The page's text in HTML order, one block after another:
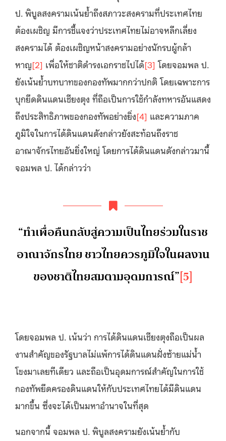
ป. พิบูลสงครามเน้นย้ำถึงสภาวะสงครามที่ประเทศไทย
ต้องเผชิญ มีการชี้แจงว่าประเทศไทยไม่อาจหลีกเลี่ยง
สงครามได้ ต้องเผชิญหน้าสงครามอย่างนักรบผู้กล้า
หาญ[2] เพื่อให้ชาติดำรงเอกราชไปได้[3] โดยจอมพล ป.
ยังเน้นย้ำบทบาทของกองทัพมากกว่าปกติ โดยเฉพาะการ
บุกยึดดินแดนเชียงตุง ที่ถือเป็นการใช้กำลังทหารอันแสดง
ถึงประสิทธิภาพของกองทัพอย่างยิ่ง[4] และความภาค
ภูมิใจในการได้ดินแดนดังกล่าวยังสะท้อนถึงราช
อาณาจักรไทยอันยิ่งใหญ่ โดยการได้ดินแดนดังกล่าวมานี้
จอมพล ป. ได้กล่าวว่า
“ทำเพื่อคืนกลับสู่ความเป็นไทยร่วมในราช
อาณาจักรไทย ชาวไทยควรภูมิใจในผลงาน
ของชาติไทยสมตามอุดมการณ์”[5]
โดยจอมพล ป. เน้นว่า การได้ดินแดนเชียงตุงถือเป็นผล
งานสำคัญของรัฐบาลไม่แพ้การได้ดินแดนฝั่งซ้ายแม่น้ำ
โขงมาเลยทีเดียว และถือเป็นอุดมการณ์สำคัญในการใช้
กองทัพยึดครองดินแดนให้กับประเทศไทยได้มีดินแดน
มากขึ้น ซึ่งจะได้เป็นมหาอำนาจในที่สุด
นอกจากนี้ จอมพล ป. พิบูลสงครามยังเน้นย้ำกับ